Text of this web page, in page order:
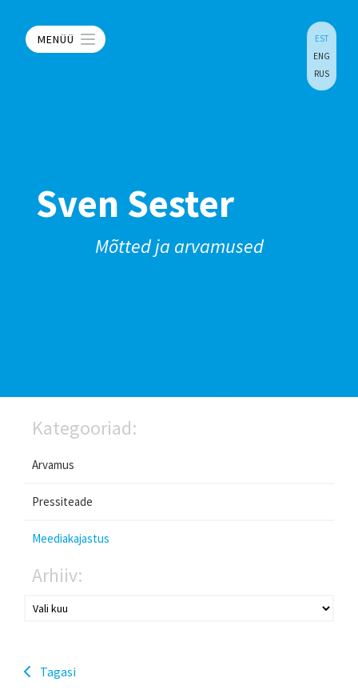
MENÜÜ
EST
ENG
RUS
Sven Sester
Mõtted ja arvamused
Kategooriad:
Arvamus
Pressiteade
Meediakajastus
Arhiiv:
Tagasi